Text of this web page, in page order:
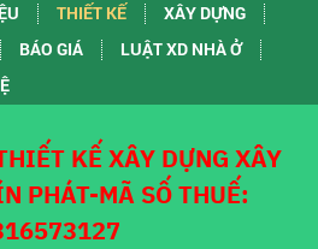
THIẾT KẾ
XÂY DỰNG
BÁO GIÁ
LUẬT XD NHÀ Ở
KẾ XÂY DỰNG XÂY
PHÁT-MÃ SỐ THUẾ: